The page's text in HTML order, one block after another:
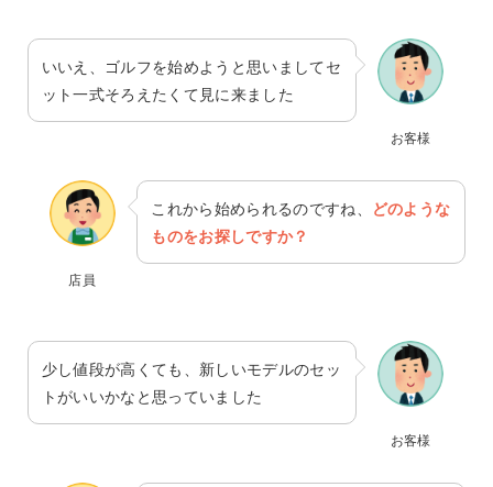
お客様
いいえ、ゴルフを始めようと思いましてセ
ット一式そろえたくて見に来ました
店員
これから始められるのですね、
どのような
ものをお探しですか？
お客様
少し値段が高くても、新しいモデルのセッ
トがいいかなと思っていました